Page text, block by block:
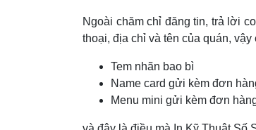
Ngoài chăm chỉ đăng tin, trả lời
thoại, địa chỉ và tên của quán,
Tem nhãn bao bì
Name card gửi kèm đơn
Menu mini gửi kèm đơn